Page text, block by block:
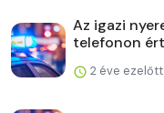
Az igazi
telefonon
2 éve ezelőtt